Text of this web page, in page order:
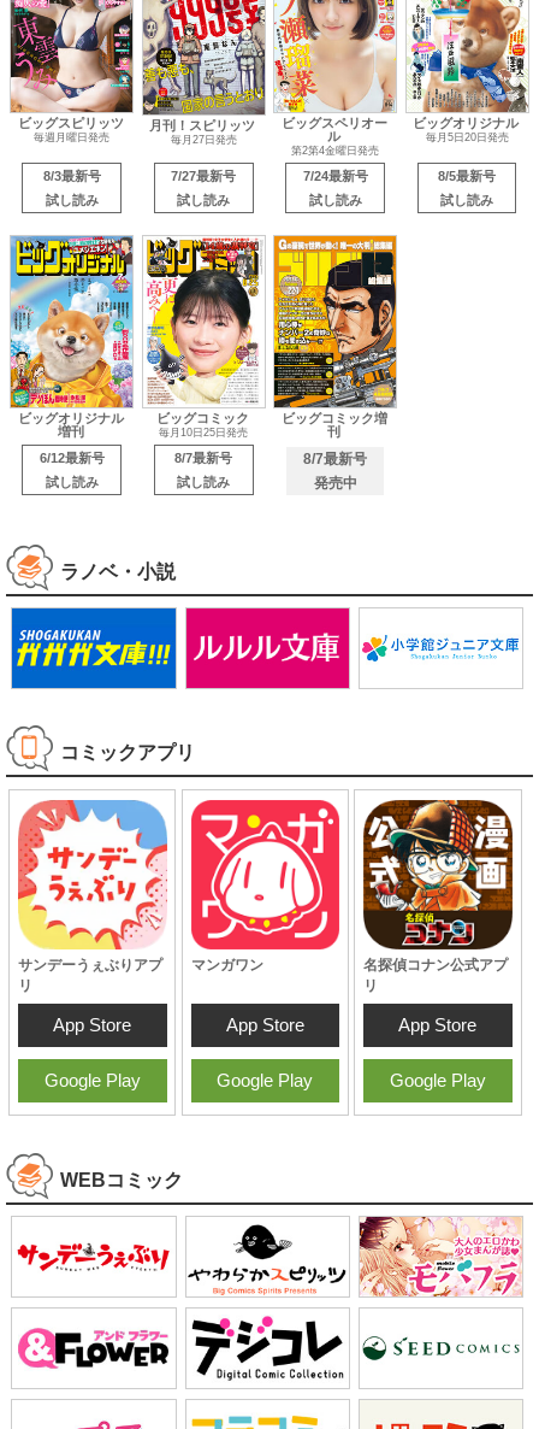
ビッグスピリッツ
毎週月曜日発売
8/3最新号
試し読み
月刊！スピリッツ
毎月27日発売
7/27最新号
試し読み
ビッグスペリオー
ル
第2第4金曜日発売
7/24最新号
試し読み
ビッグオリジナル
毎月5日20日発売
8/5最新号
試し読み
ビッグオリジナル
増刊
6/12最新号
試し読み
ビッグコミック
毎月10日25日発売
8/7最新号
試し読み
ビッグコミック増
刊
8/7最新号
発売中
ラノベ・小説
コミックアプリ
サンデーうぇぶりアプ
リ
App Store
Google Play
マンガワン
App Store
Google Play
名探偵コナン公式アプ
リ
App Store
Google Play
WEBコミック